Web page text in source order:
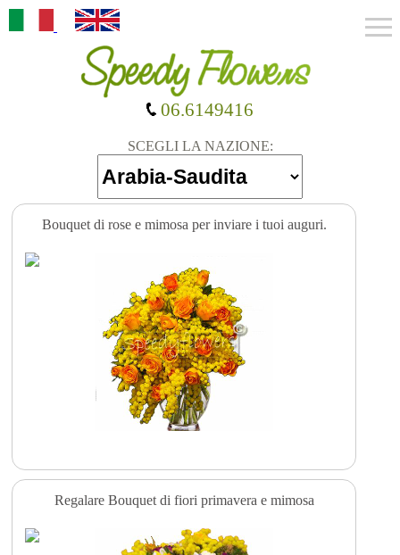
SCEGLI LA NAZIONE:
06.6149416
Bouquet di rose e mimosa per inviare i tuoi auguri.
Regalare Bouquet di fiori primavera e mimosa